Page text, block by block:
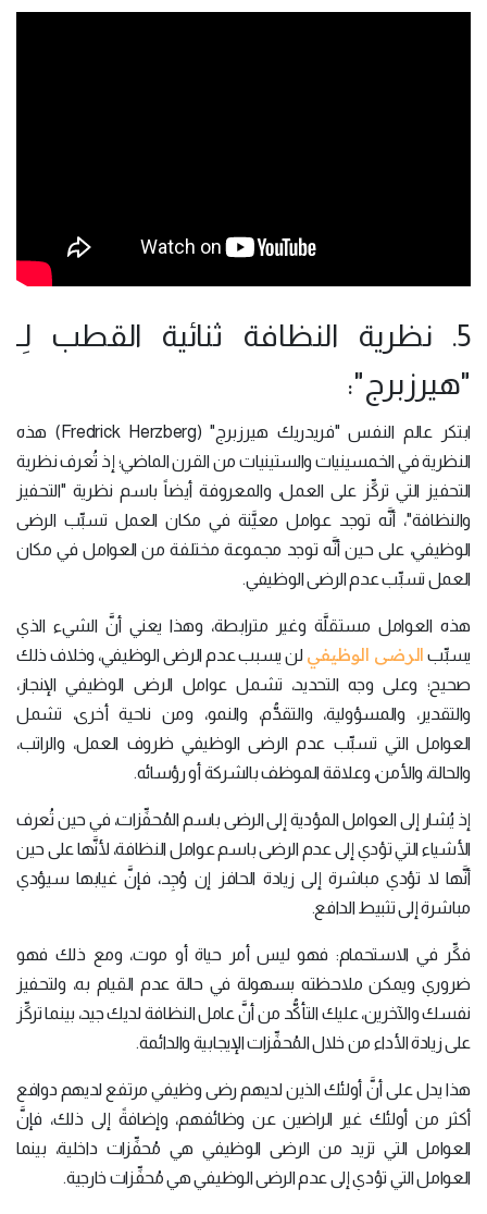
5. نظرية النظافة ثنائية القطب لِـ
"هيرزبرج":
ابتكر عالم النفس "فريدريك هيرزبرج" (Fredrick Herzberg) هذه
النظرية في الخمسينيات والستينيات من القرن الماضي؛ إذ تُعرف نظرية
التحفيز التي تركِّز على العمل، والمعروفة أيضاً باسم نظرية "التحفيز
والنظافة"، أنَّه توجد عوامل معيَّنة في مكان العمل تسبِّب الرضى
الوظيفي، على حين أنَّه توجد مجموعة مختلفة من العوامل في مكان
العمل تسبِّب عدم الرضى الوظيفي.
هذه العوامل مستقلَّة وغير مترابطة، وهذا يعني أنَّ الشيء الذي
يسبِّب الرضى الوظيفي لن يسبب عدم الرضى الوظيفي، وخلاف ذلك
صحيح؛ وعلى وجه التحديد، تشمل عوامل الرضى الوظيفي الإنجاز،
والتقدير، والمسؤولية، والتقدُّم، والنمو، ومن ناحية أخرى، تشمل
العوامل التي تسبِّب عدم الرضى الوظيفي ظروف العمل، والراتب،
والحالة، والأمن، وعلاقة الموظف بالشركة أو رؤسائه.
إذ يُشار إلى العوامل المؤدية إلى الرضى باسم المُحفِّزات، في حين تُعرف
الأشياء التي تؤدي إلى عدم الرضى باسم عوامل النظافة، لأنَّها على حين
أنَّها لا تؤدي مباشرة إلى زيادة الحافز إن وُجِد، فإنَّ غيابها سيؤدي
مباشرة إلى تثبيط الدافع.
فكِّر في الاستحمام: فهو ليس أمر حياة أو موت، ومع ذلك فهو
ضروري ويمكن ملاحظته بسهولة في حالة عدم القيام به، ولتحفيز
نفسك والآخرين، عليك التأكُّد من أنَّ عامل النظافة لديك جيد، بينما تركِّز
على زيادة الأداء من خلال المُحفِّزات الإيجابية والدائمة.
هذا يدل على أنَّ أولئك الذين لديهم رضى وظيفي مرتفع لديهم دوافع
أكثر من أولئك غير الراضين عن وظائفهم، وإضافةً إلى ذلك، فإنَّ
العوامل التي تزيد من الرضى الوظيفي هي مُحفِّزات داخلية، بينما
العوامل التي تؤدي إلى عدم الرضى الوظيفي هي مُحفِّزات خارجية.